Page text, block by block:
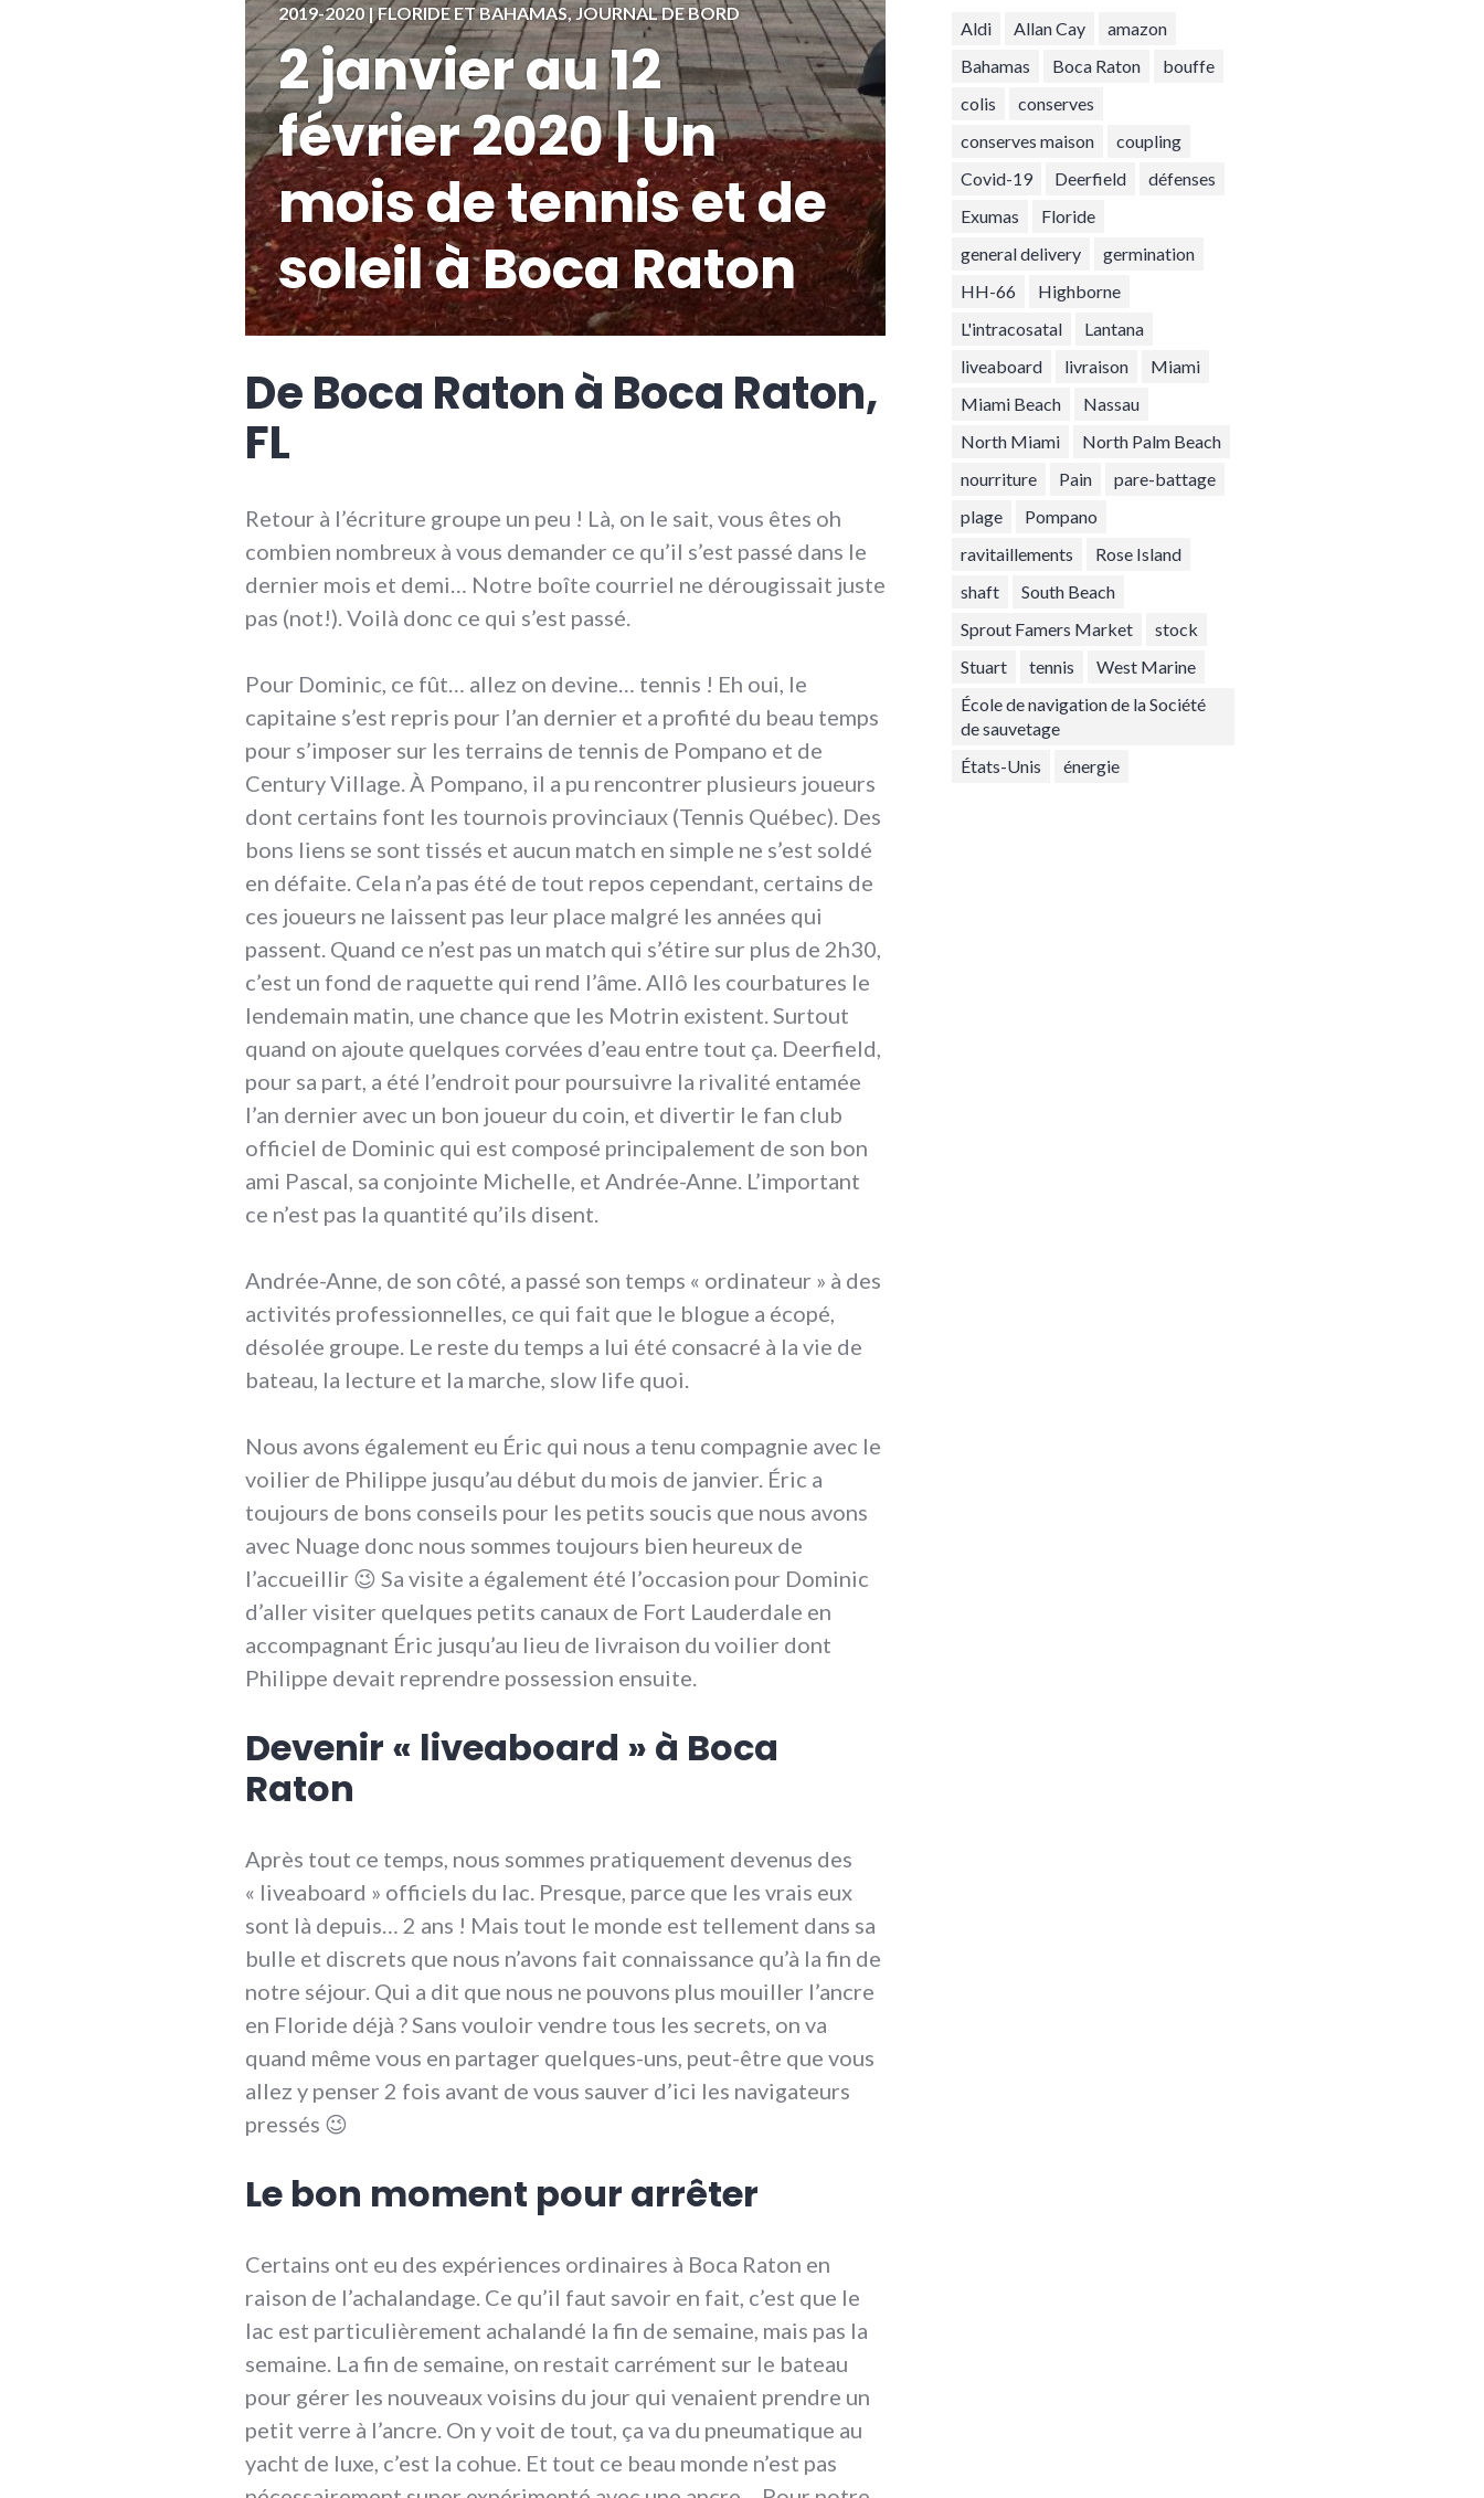
2019-2020 | FLORIDE ET BAHAMAS,JOURNAL DE BORD
2 janvier au 12
février 2020 | Un
mois de tennis et de
soleil à Boca Raton
De Boca Raton à Boca Raton,
FL
Retour à l’écriture groupe un peu ! Là, on le sait, vous êtes oh
combien nombreux à vous demander ce qu’il s’est passé dans le
dernier mois et demi… Notre boîte courriel ne dérougissait juste
pas (not!). Voilà donc ce qui s’est passé.
Pour Dominic, ce fût… allez on devine… tennis ! Eh oui, le
capitaine s’est repris pour l’an dernier et a profité du beau temps
pour s’imposer sur les terrains de tennis de Pompano et de
Century Village. À Pompano, il a pu rencontrer plusieurs joueurs
dont certains font les tournois provinciaux (Tennis Québec). Des
bons liens se sont tissés et aucun match en simple ne s’est soldé
en défaite. Cela n’a pas été de tout repos cependant, certains de
ces joueurs ne laissent pas leur place malgré les années qui
passent. Quand ce n’est pas un match qui s’étire sur plus de 2h30,
c’est un fond de raquette qui rend l’âme. Allô les courbatures le
lendemain matin, une chance que les Motrin existent. Surtout
quand on ajoute quelques corvées d’eau entre tout ça. Deerfield,
pour sa part, a été l’endroit pour poursuivre la rivalité entamée
l’an dernier avec un bon joueur du coin, et divertir le fan club
officiel de Dominic qui est composé principalement de son bon
ami Pascal, sa conjointe Michelle, et Andrée-Anne. L’important
ce n’est pas la quantité qu’ils disent.
Andrée-Anne, de son côté, a passé son temps « ordinateur » à des
activités professionnelles, ce qui fait que le blogue a écopé,
désolée groupe. Le reste du temps a lui été consacré à la vie de
bateau, la lecture et la marche, slow life quoi.
Nous avons également eu Éric qui nous a tenu compagnie avec le
voilier de Philippe jusqu’au début du mois de janvier. Éric a
toujours de bons conseils pour les petits soucis que nous avons
avec Nuage donc nous sommes toujours bien heureux de
l’accueillir 😉 Sa visite a également été l’occasion pour Dominic
d’aller visiter quelques petits canaux de Fort Lauderdale en
accompagnant Éric jusqu’au lieu de livraison du voilier dont
Philippe devait reprendre possession ensuite.
Devenir « liveaboard » à Boca
Raton
Après tout ce temps, nous sommes pratiquement devenus des
« liveaboard » officiels du lac. Presque, parce que les vrais eux
sont là depuis… 2 ans ! Mais tout le monde est tellement dans sa
bulle et discrets que nous n’avons fait connaissance qu’à la fin de
notre séjour. Qui a dit que nous ne pouvons plus mouiller l’ancre
en Floride déjà ? Sans vouloir vendre tous les secrets, on va
quand même vous en partager quelques-uns, peut-être que vous
allez y penser 2 fois avant de vous sauver d’ici les navigateurs
pressés 😉
Le bon moment pour arrêter
Certains ont eu des expériences ordinaires à Boca Raton en
raison de l’achalandage. Ce qu’il faut savoir en fait, c’est que le
lac est particulièrement achalandé la fin de semaine, mais pas la
semaine. La fin de semaine, on restait carrément sur le bateau
pour gérer les nouveaux voisins du jour qui venaient prendre un
petit verre à l’ancre. On y voit de tout, ça va du pneumatique au
yacht de luxe, c’est la cohue. Et tout ce beau monde n’est pas
Aldi Allan Cay
amazon
Bahamas
Boca Raton
bouffe
colis
conserves
conserves maison
coupling
Covid-19
Deerfield
défenses
Exumas
Floride
general delivery
germination
HH-66
Highborne
L'intracosatal
Lantana
liveaboard
livraison
Miami
Miami Beach
Nassau
North Miami
North Palm Beach
nourriture
Pain
pare-battage
plage
Pompano
ravitaillements
Rose Island
shaft
South Beach
Sprout Famers Market
stock
Stuart
tennis
West Marine
École de navigation de la Société
de sauvetage
États-Unis
énergie